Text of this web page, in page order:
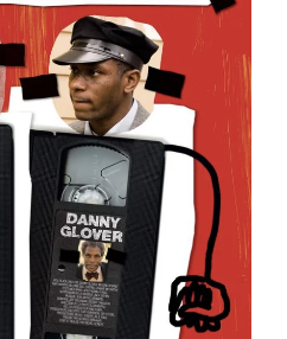
ème ème
fiche film